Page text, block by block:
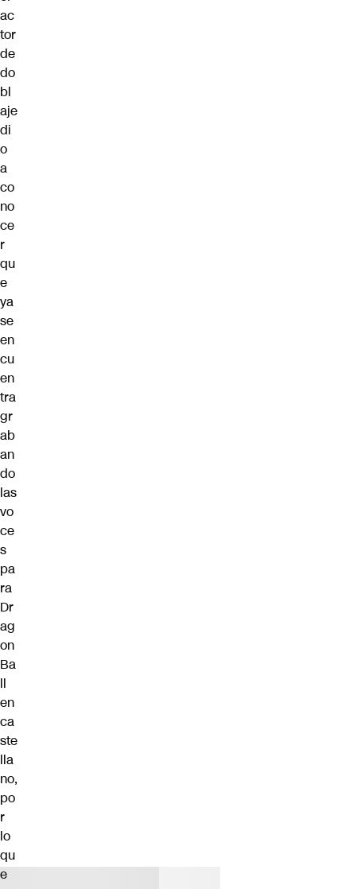
ac
tor
de
do
bl
aje
di
o
a
co
no
ce
r
qu
e
ya
se
en
cu
en
tra
gr
ab
an
do
las
vo
ce
s
pa
ra
Dr
ag
on
Ba
ll
en
ca
ste
lla
no,
po
r
lo
qu
e